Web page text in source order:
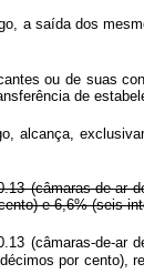
a saída dos
ou de suas
de
alcança,
(câmaras-de-ar
e 6,6% (seis
(câmaras-de-ar
décimos por